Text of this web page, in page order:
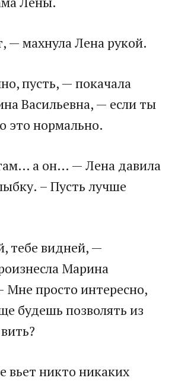
— махнула Лена рукой.
пусть, — покачала
Васильевна, — если ты
это нормально.
а он… — Лена давила
– Пусть лучше
тебе видней, —
Марина
Мне просто интересно,
будешь позволять из
вьет никто никаких